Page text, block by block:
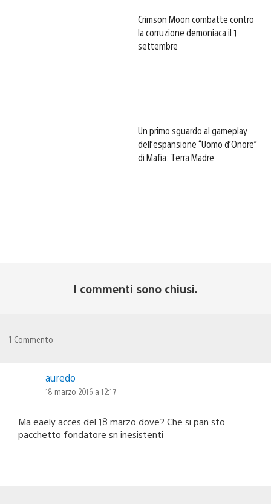
Crimson Moon combatte contro
la corruzione demoniaca il 1
settembre
Un primo sguardo al gameplay
dell’espansione “Uomo d’Onore”
di Mafia: Terra Madre
I commenti sono chiusi.
1 Commento
auredo
18 marzo 2016 a 12:17
Ma eaely acces del 18 marzo dove? Che si pan sto
pacchetto fondatore sn inesistenti